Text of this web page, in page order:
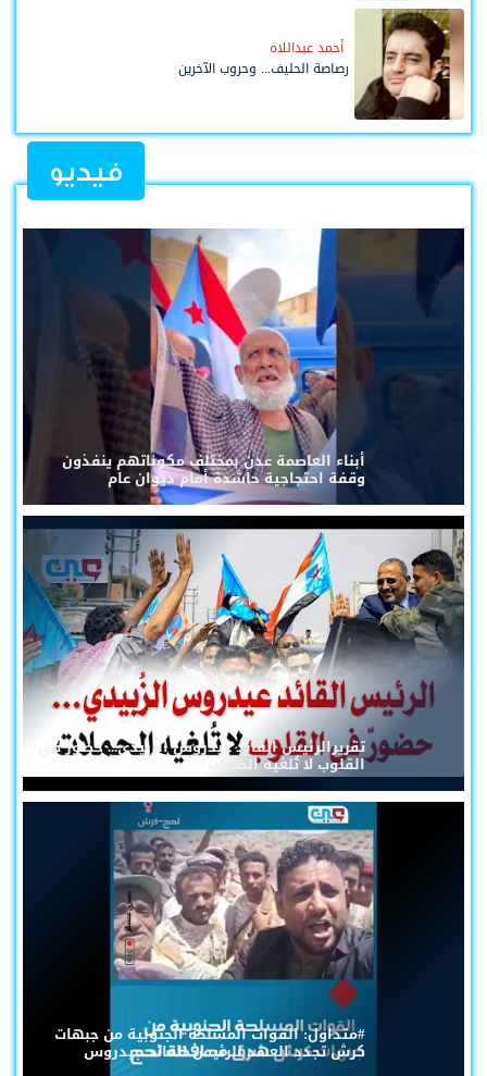
أحمد عبداللاه
رصاصة الحليف... وحروب الآخرين
فيديو
أبناء العاصمة عدن بمختلف مكوناتهم ينفذون
وقفة احتجاجية حاشدة أمام ديوان عام
تقريرالرئيس القائد عيدروس الزُبيدي... حضورٌ في
القلوب لا تُلغيه الحملات
#متداول: القوات المسلحة الجنوبية من جبهات
كرش تجدد العهد للرئيس القائد عيدروس